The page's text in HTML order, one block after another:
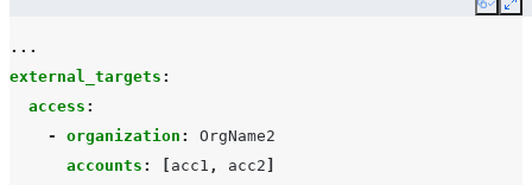
Copy
...
external_targets :
access :
-
organization :
OrgName2
accounts : acc1 , acc2